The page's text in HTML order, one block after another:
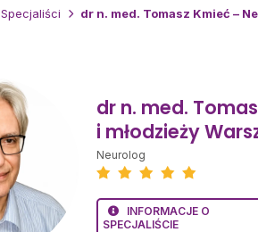
Specjaliści dr n. med. Tomasz Kmieć –
dr n. med.
i młodzieży
Neurolog
INFORMACJE O
SPECJALIŚCIE